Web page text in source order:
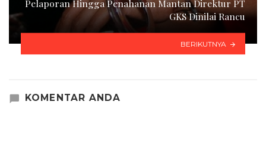
Pelaporan Hingga Penahanan Mantan Direktur PT
GKS Dinilai Rancu
BERIKUTNYA
KOMENTAR ANDA